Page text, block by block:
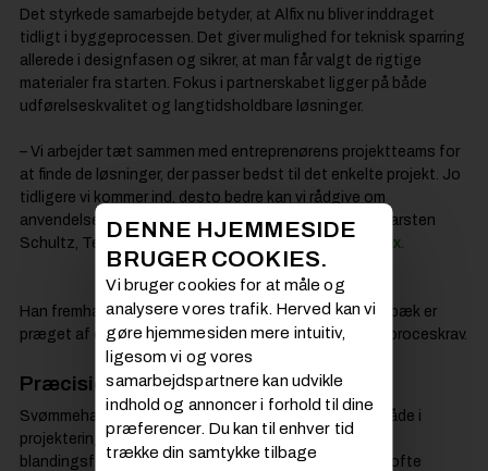
Det styrkede samarbejde betyder, at Alfix nu bliver inddraget
tidligt i byggeprocessen. Det giver mulighed for teknisk sparring
allerede i designfasen og sikrer, at man får valgt de rigtige
materialer fra starten. Fokus i partnerskabet ligger på både
udførelseskvalitet og langtidsholdbare løsninger.
– Vi arbejder tæt sammen med entreprenørens projektteams for
at finde de løsninger, der passer bedst til det enkelte projekt. Jo
tidligere vi kommer ind, desto bedre kan vi rådgive om
anvendelse og sammensætning af produkter, siger Carsten
Schultz, Technical Project Manager for Pools hos
Alfix.
Han fremhæver, at samarbejdet med VM Viuff & Mørkebæk er
præget af en gensidig læring og vægt på kvalitet og proceskrav.
Præcision og faglighed i centrum
Svømmehalsbyggeri stiller store krav til præcision – både i
projektering og i udførelsen. Det gælder især korrekt
blandingsforhold og hærdetider, som ifølge Drewsen ofte
DENNE HJEMMESIDE
BRUGER COOKIES.
Vi bruger cookies for at måle og
analysere vores trafik. Herved kan vi
gøre hjemmesiden mere intuitiv,
ligesom vi og vores
samarbejdspartnere kan udvikle
indhold og annoncer i forhold til dine
præferencer. Du kan til enhver tid
trække din samtykke tilbage